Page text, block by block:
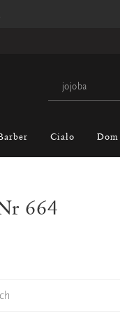
Ciało Dom
664